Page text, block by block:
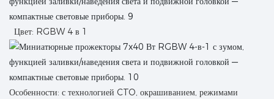
Цвет: RGBW 4 в 1
Особенности: с технологией CTO, окрашиванием, режимами